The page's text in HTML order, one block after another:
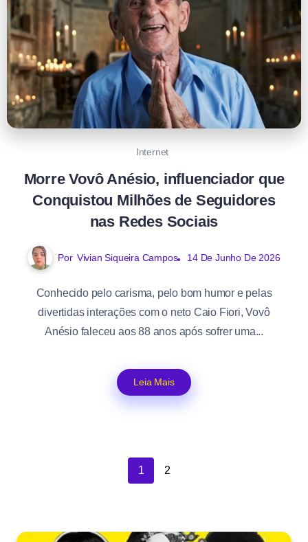
Internet
Morre Vovô Anésio, influenciador que
Conquistou Milhões de Seguidores
nas Redes Sociais
Por Vivian Siqueira Campos 14 De Junho De 2026
Conhecido pelo carisma, pelo bom humor e pelas
divertidas interações com o neto Caio Fiori, Vovô
Anésio faleceu aos 88 anos após sofrer uma...
Leia Mais
1 2